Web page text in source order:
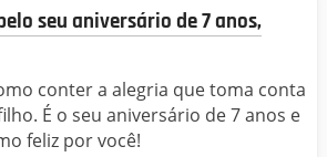
seu aniversário de 7 anos,
conter a alegria que toma conta
É o seu aniversário de 7 anos e
feliz por você!